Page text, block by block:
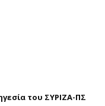
του ΣΥΡΙΖΑ-ΠΣ